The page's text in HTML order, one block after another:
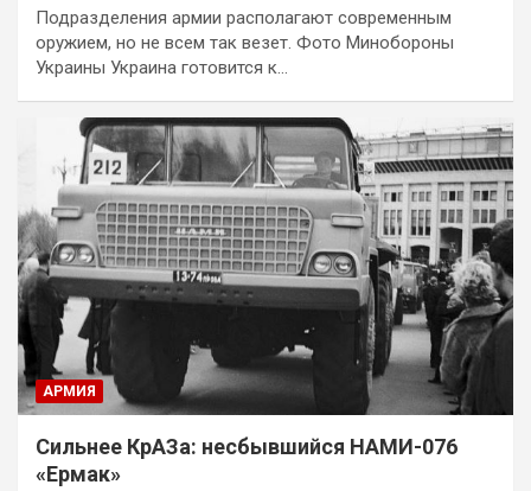
Подразделения армии располагают современным
оружием, но не всем так везет. Фото Минобороны
Украины Украина готовится к…
АРМИЯ
Сильнее КрАЗа: несбывшийся НАМИ-076
«Ермак»